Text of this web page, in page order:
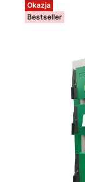
Okazja
Bestseller